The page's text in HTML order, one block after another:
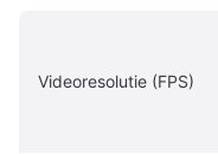
Videoresolutie (FPS)